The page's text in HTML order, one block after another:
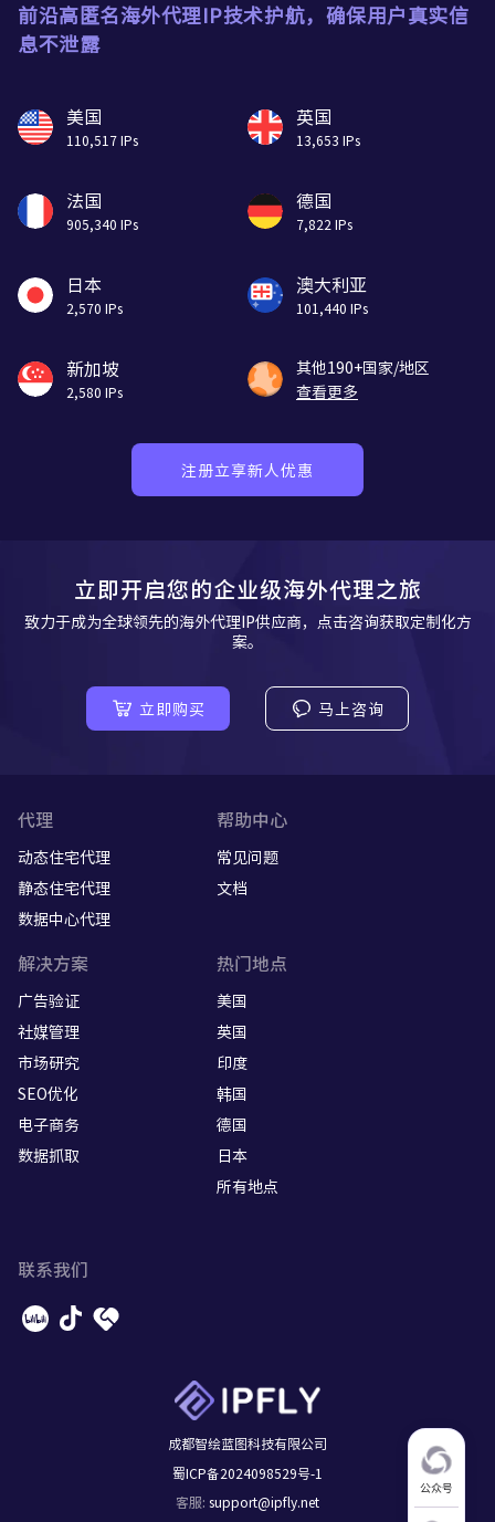
公众号
前沿高匿名海外代理IP技术护航，确保用户真实信
息不泄露
美国
110,517 IPs
英国
13,653 IPs
法国
905,340 IPs
德国
7,822 IPs
日本
2,570 IPs
澳大利亚
101,440 IPs
新加坡
2,580 IPs
其他190+国家/地区
查看更多
注册立享新人优惠
立即开启您的企业级海外代理之旅
致力于成为全球领先的海外代理IP供应商，点击咨询获取定制化方
案。
立即购买 马上咨询
联系我们
成都智绘蓝图科技有限公司
蜀ICP备2024098529号-1
客服: support@ipfly.net
代理
动态住宅代理
静态住宅代理
数据中心代理
帮助中心
常见问题
文档
解决方案
广告验证
社媒管理
市场研究
SEO优化
电子商务
数据抓取
热门地点
美国
英国
印度
韩国
德国
日本
所有地点